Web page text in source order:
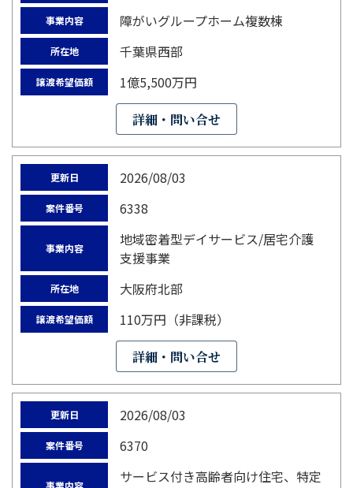
事業内容 障がいグループホーム複数棟
所在地 千葉県西部
譲渡希望価額 1億5,500万円
詳細・問い合せ
更新日 2026/08/03
案件番号 6338
事業内容
地域密着型デイサービス/居宅介護
支援事業
所在地 大阪府北部
譲渡希望価額 110万円（非課税）
詳細・問い合せ
更新日 2026/08/03
案件番号 6370
事業内容
サービス付き高齢者向け住宅、特定